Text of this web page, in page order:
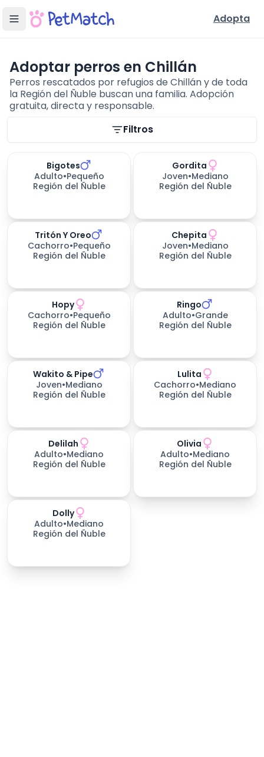
Adopta
Adoptar perros en Chillán
Perros rescatados por refugios de Chillán y de toda
la Región del Ñuble buscan una familia. Adopción
gratuita, directa y responsable.
Filtros
días esperando
Bigotes
Adulto•Pequeño
Región del Ñuble
días esperando
Gordita
Joven•Mediano
Región del Ñuble
días esperando
Tritón Y Oreo
Cachorro•Pequeño
Región del Ñuble
días esperando
Chepita
Joven•Mediano
Región del Ñuble
días esperando
Hopy
Cachorro•Pequeño
Región del Ñuble
días esperando
Ringo
Adulto•Grande
Región del Ñuble
días esperando
Wakito & Pipe
Joven•Mediano
Región del Ñuble
días esperando
Lulita
Cachorro•Mediano
Región del Ñuble
días esperando
Delilah
Adulto•Mediano
Región del Ñuble
días esperando
Olivia
Adulto•Mediano
Región del Ñuble
días esperando
Dolly
Adulto•Mediano
Región del Ñuble